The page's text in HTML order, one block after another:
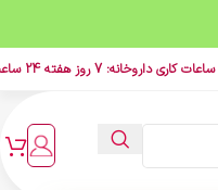
ساعات کاری داروخانه: 7 روز هفته 24 ساعت